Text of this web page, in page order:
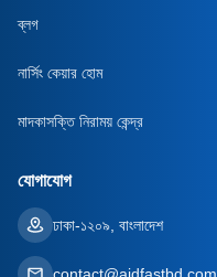
ব্লগ
নার্সিং কেয়ার হোম
মাদকাসক্তি নিরাময় কেন্দ্র
যোগাযোগ
ঢাকা-১২০৯, বাংলাদেশ